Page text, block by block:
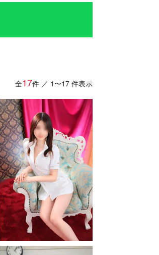
全17件 ／ 1〜17 件表示